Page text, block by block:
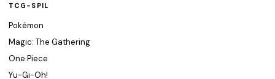
TCG-SPIL
Pokémon
Magic: The Gathering
One Piece
Yu-Gi-Oh!